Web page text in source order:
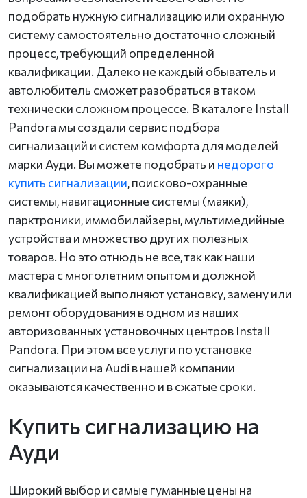
подобрать нужную сигнализацию или охранную
систему самостоятельно достаточно сложный
процесс, требующий определенной
квалификации. Далеко не каждый обыватель и
автолюбитель сможет разобраться в таком
технически сложном процессе. В каталоге Install
Pandora мы создали сервис подбора
сигнализаций и систем комфорта для моделей
марки Ауди. Вы можете подобрать и недорого
купить сигнализации, поисково-охранные
системы, навигационные системы (маяки),
парктроники, иммобилайзеры, мультимедийные
устройства и множество других полезных
товаров. Но это отнюдь не все, так как наши
мастера с многолетним опытом и должной
квалификацией выполняют установку, замену или
ремонт оборудования в одном из наших
авторизованных установочных центров Install
Pandora. При этом все услуги по установке
сигнализации на Audi в нашей компании
оказываются качественно и в сжатые сроки.
Купить сигнализацию на
Ауди
Широкий выбор и самые гуманные цены на